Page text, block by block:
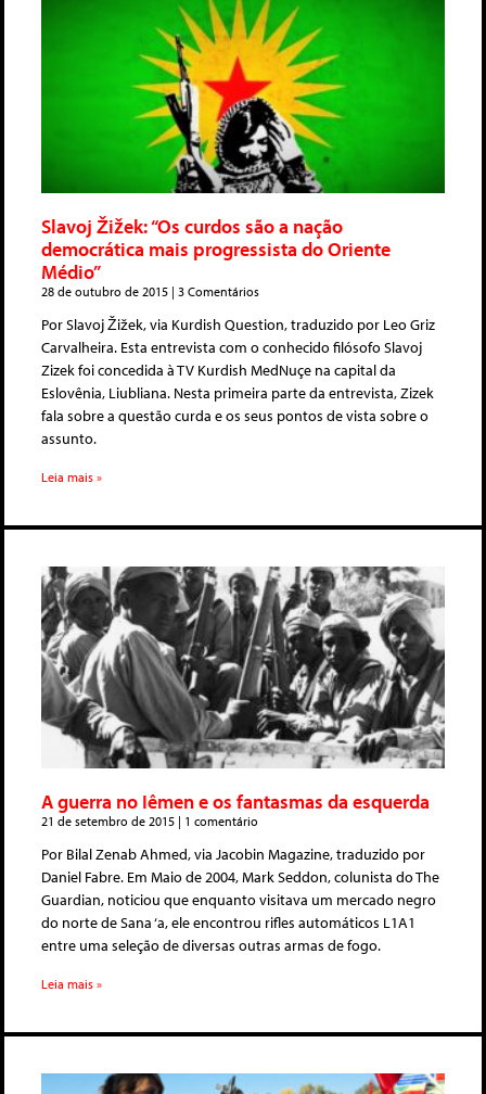
Slavoj Žižek: “Os curdos são a nação
democrática mais progressista do Oriente
Médio”
28 de outubro de 2015 3 Comentários
Por Slavoj Žižek, via Kurdish Question, traduzido por Leo Griz
Carvalheira. Esta entrevista com o conhecido filósofo Slavoj
Zizek foi concedida à TV Kurdish MedNuçe na capital da
Eslovênia, Liubliana. Nesta primeira parte da entrevista, Zizek
fala sobre a questão curda e os seus pontos de vista sobre o
assunto.
Leia mais »
A guerra no Iêmen e os fantasmas da esquerda
21 de setembro de 2015 1 comentário
Por Bilal Zenab Ahmed, via Jacobin Magazine, traduzido por
Daniel Fabre. Em Maio de 2004, Mark Seddon, colunista do The
Guardian, noticiou que enquanto visitava um mercado negro
do norte de Sana ‘a, ele encontrou rifles automáticos L1A1
entre uma seleção de diversas outras armas de fogo.
Leia mais »